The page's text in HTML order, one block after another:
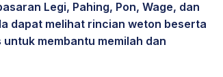
Legi, Pahing, Pon, Wage, dan
dapat melihat rincian weton beserta
membantu memilah dan